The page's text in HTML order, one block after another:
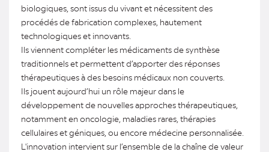
biologiques, sont issus du vivant et nécessitent des
procédés de fabrication complexes, hautement
technologiques et innovants.
Ils viennent compléter les médicaments de synthèse
traditionnels et permettent d’apporter des réponses
thérapeutiques à des besoins médicaux non couverts.
Ils jouent aujourd’hui un rôle majeur dans le
développement de nouvelles approches thérapeutiques,
notamment en oncologie, maladies rares, thérapies
cellulaires et géniques, ou encore médecine personnalisée.
L'innovation intervient sur l’ensemble de la chaîne de valeur